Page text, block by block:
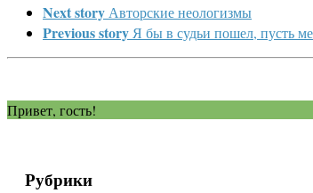
Next story Авторские неологизмы
Previous story Я бы в судьи пошел, пусть
Привет, гость!
Рубрики